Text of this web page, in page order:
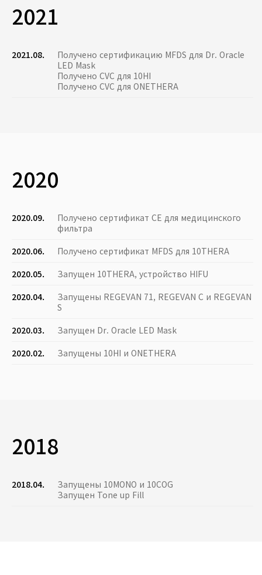
2021
2021.08.
Получено сертификацию MFDS для Dr. Oracle
LED Mask
Получено CVC для 10HI
Получено CVC для ONETHERA
2020
2020.09.
Получено сертификат CE для медицинского
фильтра
2020.06.
Получено сертификат MFDS для 10THERA
2020.05.
Запущен 10THERA, устройство HIFU
2020.04.
Запущены REGEVAN 71, REGEVAN C и REGEVAN
S
2020.03.
Запущен Dr. Oracle LED Mask
2020.02.
Запущены 10HI и ONETHERA
2018
2018.04.
Запущены 10MONO и 10COG
Запущен Tone up Fill